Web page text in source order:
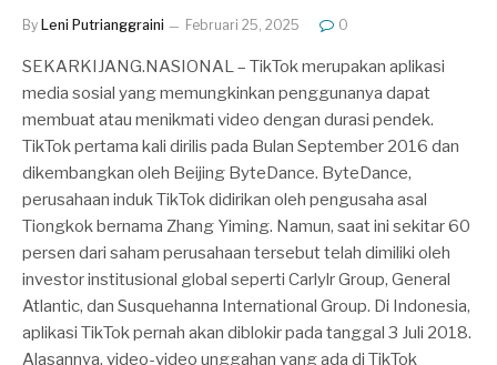
By Leni Putrianggraini Februari 25, 2025 0
SEKARKIJANG.NASIONAL – TikTok merupakan aplikasi
media sosial yang memungkinkan penggunanya dapat
membuat atau menikmati video dengan durasi pendek.
TikTok pertama kali dirilis pada Bulan September 2016 dan
dikembangkan oleh Beijing ByteDance. ByteDance,
perusahaan induk TikTok didirikan oleh pengusaha asal
Tiongkok bernama Zhang Yiming. Namun, saat ini sekitar 60
persen dari saham perusahaan tersebut telah dimiliki oleh
investor institusional global seperti Carlylr Group, General
Atlantic, dan Susquehanna International Group. Di Indonesia,
aplikasi TikTok pernah akan diblokir pada tanggal 3 Juli 2018.
Alasannya, video-video unggahan yang ada di TikTok